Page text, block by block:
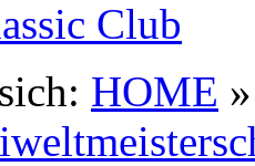
Club
HOME